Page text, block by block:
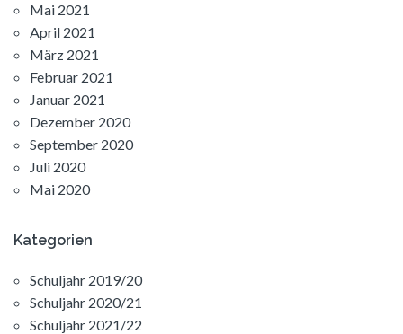
Mai 2021
April 2021
März 2021
Februar 2021
Januar 2021
Dezember 2020
September 2020
Juli 2020
Mai 2020
Kategorien
Schuljahr 2019/20
Schuljahr 2020/21
Schuljahr 2021/22